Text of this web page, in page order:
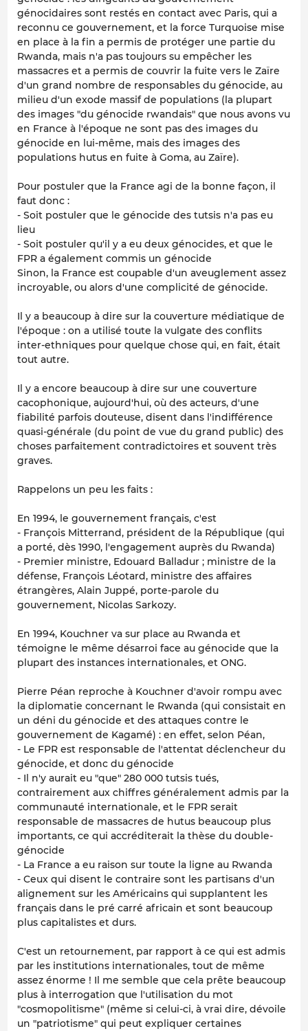
génocidaires sont restés en contact avec Paris, qui a
reconnu ce gouvernement, et la force Turquoise mise
en place à la fin a permis de protéger une partie du
Rwanda, mais n'a pas toujours su empêcher les
massacres et a permis de couvrir la fuite vers le Zaïre
d'un grand nombre de responsables du génocide, au
milieu d'un exode massif de populations (la plupart
des images "du génocide rwandais" que nous avons vu
en France à l'époque ne sont pas des images du
génocide en lui-même, mais des images des
populations hutus en fuite à Goma, au Zaïre).
Pour postuler que la France agi de la bonne façon, il
faut donc :
- Soit postuler que le génocide des tutsis n'a pas eu
lieu
- Soit postuler qu'il y a eu deux génocides, et que le
FPR a également commis un génocide
Sinon, la France est coupable d'un aveuglement assez
incroyable, ou alors d'une complicité de génocide.
Il y a beaucoup à dire sur la couverture médiatique de
l'époque : on a utilisé toute la vulgate des conflits
inter-ethniques pour quelque chose qui, en fait, était
tout autre.
Il y a encore beaucoup à dire sur une couverture
cacophonique, aujourd'hui, où des acteurs, d'une
fiabilité parfois douteuse, disent dans l'indifférence
quasi-générale (du point de vue du grand public) des
choses parfaitement contradictoires et souvent très
graves.
Rappelons un peu les faits :
En 1994, le gouvernement français, c'est
- François Mitterrand, président de la République (qui
a porté, dès 1990, l'engagement auprès du Rwanda)
- Premier ministre, Edouard Balladur ; ministre de la
défense, François Léotard, ministre des affaires
étrangères, Alain Juppé, porte-parole du
gouvernement, Nicolas Sarkozy.
En 1994, Kouchner va sur place au Rwanda et
témoigne le même désarroi face au génocide que la
plupart des instances internationales, et ONG.
Pierre Péan reproche à Kouchner d'avoir rompu avec
la diplomatie concernant le Rwanda (qui consistait en
un déni du génocide et des attaques contre le
gouvernement de Kagamé) : en effet, selon Péan,
- Le FPR est responsable de l'attentat déclencheur du
génocide, et donc du génocide
- Il n'y aurait eu "que" 280 000 tutsis tués,
contrairement aux chiffres généralement admis par la
communauté internationale, et le FPR serait
responsable de massacres de hutus beaucoup plus
importants, ce qui accréditerait la thèse du double-
génocide
- La France a eu raison sur toute la ligne au Rwanda
- Ceux qui disent le contraire sont les partisans d'un
alignement sur les Américains qui supplantent les
français dans le pré carré africain et sont beaucoup
plus capitalistes et durs.
C'est un retournement, par rapport à ce qui est admis
par les institutions internationales, tout de même
assez énorme ! Il me semble que cela prête beaucoup
plus à interrogation que l'utilisation du mot
"cosmopolitisme" (même si celui-ci, à vrai dire, dévoile
un "patriotisme" qui peut expliquer certaines